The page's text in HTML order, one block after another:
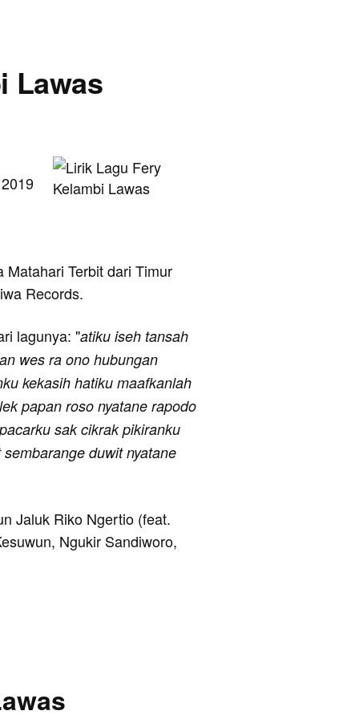
Lawas
Matahari Terbit dari Timur
Records.
lagunya: "atiku iseh tansah
wes ra ono hubungan
kekasih hatiku maafkanlah
papan roso nyatane rapodo
sak cikrak pikiranku
duwit nyatane
Jaluk Riko Ngertio (feat.
Ngukir Sandiworo,